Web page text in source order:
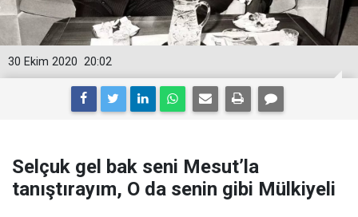
20:02
30 Ekim 2020
Selçuk gel bak seni Mesut’la
tanıştırayım, O da senin gibi Mülkiyeli